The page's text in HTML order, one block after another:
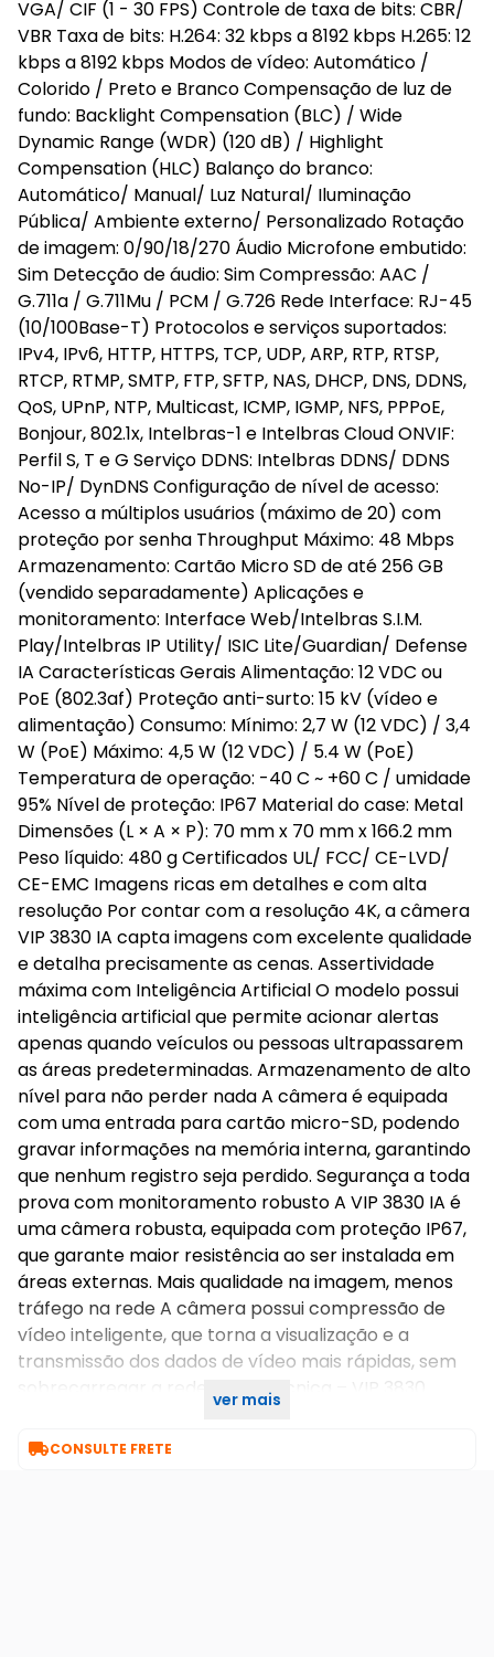
VGA/ CIF (1 - 30 FPS) Controle de taxa de bits: CBR/
VBR Taxa de bits: H.264: 32 kbps a 8192 kbps H.265: 12
kbps a 8192 kbps Modos de vídeo: Automático /
Colorido / Preto e Branco Compensação de luz de
fundo: Backlight Compensation (BLC) / Wide
Dynamic Range (WDR) (120 dB) / Highlight
Compensation (HLC) Balanço do branco:
Automático/ Manual/ Luz Natural/ Iluminação
Pública/ Ambiente externo/ Personalizado Rotação
de imagem: 0/90/18/270 Áudio Microfone embutido:
Sim Detecção de áudio: Sim Compressão: AAC /
G.711a / G.711Mu / PCM / G.726 Rede Interface: RJ-45
(10/100Base-T) Protocolos e serviços suportados:
IPv4, IPv6, HTTP, HTTPS, TCP, UDP, ARP, RTP, RTSP,
RTCP, RTMP, SMTP, FTP, SFTP, NAS, DHCP, DNS, DDNS,
QoS, UPnP, NTP, Multicast, ICMP, IGMP, NFS, PPPoE,
Bonjour, 802.1x, Intelbras-1 e Intelbras Cloud ONVIF:
Perfil S, T e G Serviço DDNS: Intelbras DDNS/ DDNS
No-IP/ DynDNS Configuração de nível de acesso:
Acesso a múltiplos usuários (máximo de 20) com
proteção por senha Throughput Máximo: 48 Mbps
Armazenamento: Cartão Micro SD de até 256 GB
(vendido separadamente) Aplicações e
monitoramento: Interface Web/Intelbras S.I.M.
Play/Intelbras IP Utility/ ISIC Lite/Guardian/ Defense
IA Características Gerais Alimentação: 12 VDC ou
PoE (802.3af) Proteção anti-surto: 15 kV (vídeo e
alimentação) Consumo: Mínimo: 2,7 W (12 VDC) / 3,4
W (PoE) Máximo: 4,5 W (12 VDC) / 5.4 W (PoE)
Temperatura de operação: -40 C ~ +60 C / umidade
95% Nível de proteção: IP67 Material do case: Metal
Dimensões (L × A × P): 70 mm x 70 mm x 166.2 mm
Peso líquido: 480 g Certificados UL/ FCC/ CE-LVD/
CE-EMC Imagens ricas em detalhes e com alta
resolução Por contar com a resolução 4K, a câmera
VIP 3830 IA capta imagens com excelente qualidade
e detalha precisamente as cenas. Assertividade
máxima com Inteligência Artificial O modelo possui
inteligência artificial que permite acionar alertas
apenas quando veículos ou pessoas ultrapassarem
as áreas predeterminadas. Armazenamento de alto
nível para não perder nada A câmera é equipada
com uma entrada para cartão micro-SD, podendo
gravar informações na memória interna, garantindo
que nenhum registro seja perdido. Segurança a toda
prova com monitoramento robusto A VIP 3830 IA é
uma câmera robusta, equipada com proteção IP67,
que garante maior resistência ao ser instalada em
áreas externas. Mais qualidade na imagem, menos
tráfego na rede A câmera possui compressão de
vídeo inteligente, que torna a visualização e a
transmissão dos dados de vídeo mais rápidas, sem
sobrecarregar a rede. Ficha técnica – VIP 3830
ver mais
CONSULTE FRETE